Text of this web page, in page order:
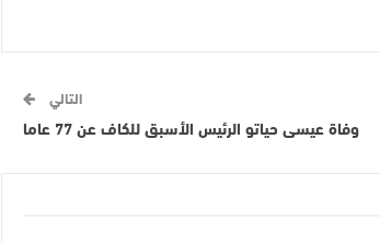
التالي
وفاة عيسى حياتو الرئيس الأسبق للكاف عن 77 عاما